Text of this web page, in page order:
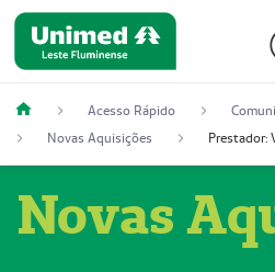
Acesso Rápido
Novas Aquisições
Novas